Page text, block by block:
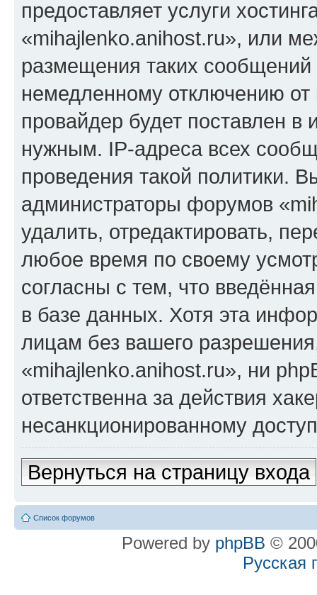
предоставляет услуги
«mihajlenko.anihost.ru», или
размещения таких
немедленному отключению
провайдер будет поставлен в
нужным. IP-адреса всех
проведения такой политики.
администраторы форумов
удалить, отредактировать,
любое время по своему
согласны с тем, что
в базе данных. Хотя эта
лицам без вашего
«mihajlenko.anihost.ru», ни
ответственна за действия
несанкционированному
Вернуться на страницу входа
Список форумов
Powered by phpBB ©
Русская